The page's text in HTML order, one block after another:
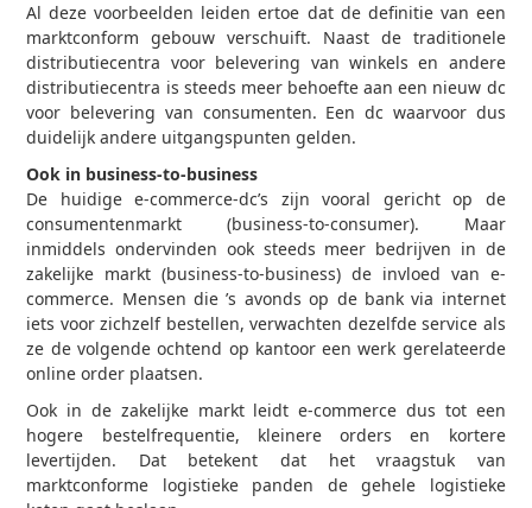
Al deze voorbeelden leiden ertoe dat de definitie van een
marktconform gebouw verschuift. Naast de traditionele
distributiecentra voor belevering van winkels en andere
distributiecentra is steeds meer behoefte aan een nieuw dc
voor belevering van consumenten. Een dc waarvoor dus
duidelijk andere uitgangspunten gelden.
Ook in business-to-business
De huidige e-commerce-dc’s zijn vooral gericht op de
consumentenmarkt (business-to-consumer). Maar
inmiddels ondervinden ook steeds meer bedrijven in de
zakelijke markt (business-to-business) de invloed van e-
commerce. Mensen die ’s avonds op de bank via internet
iets voor zichzelf bestellen, verwachten dezelfde service als
ze de volgende ochtend op kantoor een werk gerelateerde
online order plaatsen.
Ook in de zakelijke markt leidt e-commerce dus tot een
hogere bestelfrequentie, kleinere orders en kortere
levertijden. Dat betekent dat het vraagstuk van
marktconforme logistieke panden de gehele logistieke